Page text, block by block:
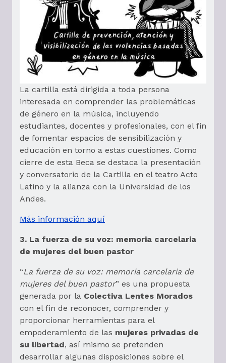
La cartilla está dirigida a toda persona
interesada en comprender las problemáticas
de género en la música, incluyendo
estudiantes, docentes y profesionales, con el fin
de fomentar espacios de sensibilización y
educación en torno a estas cuestiones. Como
cierre de esta Beca se destaca la presentación
y conversatorio de la Cartilla en el teatro Acto
Latino y la alianza con la Universidad de los
Andes.
Más información aquí
3. La fuerza de su voz: memoria carcelaria
de mujeres del buen pastor
“La fuerza de su voz: memoria carcelaria de
mujeres del buen pastor” es una propuesta
generada por la Colectiva Lentes Morados
con el fin de reconocer, comprender y
proporcionar herramientas para el
empoderamiento de las mujeres privadas de
su libertad, así mismo se pretenden
desarrollar algunas disposiciones sobre el